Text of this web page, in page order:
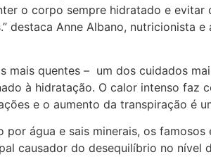
o corpo sempre hidratado e evitar
destaca Anne Albano, nutricionista e
mais quentes – um dos cuidados
à hidratação. O calor intenso faz
e o aumento da transpiração é
por água e sais minerais, os famosos
causador do desequilíbrio no nível